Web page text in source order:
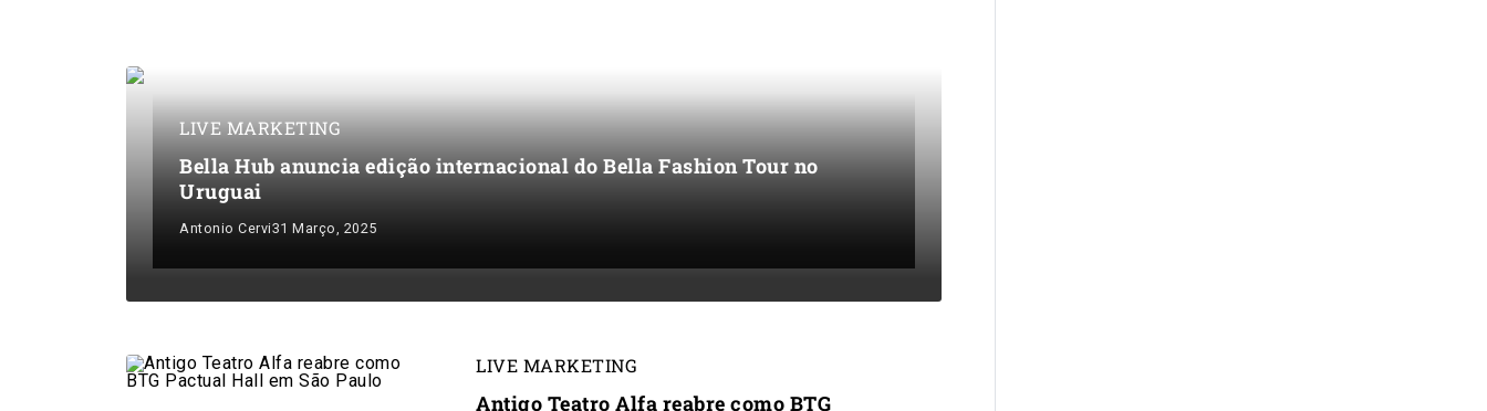
LIVE MARKETING
Bella Hub anuncia edição internacional do Bella Fashion Tour no
Uruguai
Antonio Cervi31 Março, 2025
LIVE MARKETING
Antigo Teatro Alfa reabre como BTG